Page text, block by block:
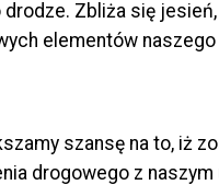
Zbliża się
elementów
szansę na to, iż
drogowego z